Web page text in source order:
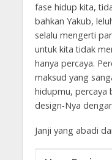
fase hidup kita,
bahkan Yakub,
selalu mengerti
untuk kita tidak
hanya percaya.
maksud yang
hidupmu, percaya
design-Nya
Janji yang abadi